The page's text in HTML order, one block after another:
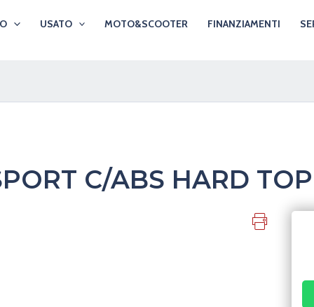
USATO MOTO&SCOOTER FINANZIAMENTI
C/ABS HARD TOP